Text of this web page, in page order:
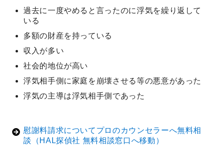
過去に一度やめると言ったのに浮気を繰り返して
いる
多額の財産を持っている
収入が多い
社会的地位が高い
浮気相手側に家庭を崩壊させる等の悪意があった
浮気の主導は浮気相手側であった
慰謝料請求についてプロのカウンセラーへ無料相
談（HAL探偵社 無料相談窓口へ移動）